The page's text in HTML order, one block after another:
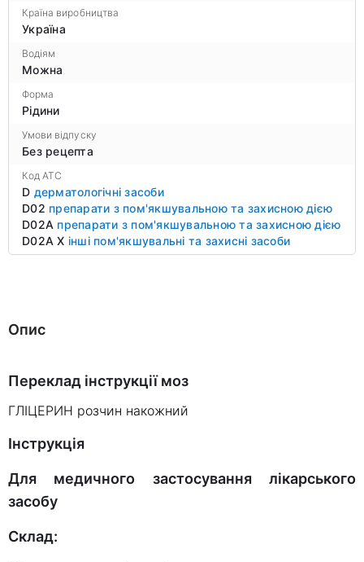
Країна виробництва
Україна
Водіям
Можна
Форма
Рідини
Умови відпуску
Без рецепта
Код ATC
D дерматологічні засоби
D02 препарати з пом'якшувальною та захисною дією
D02A препарати з пом'якшувальною та захисною дією
D02A X інші пом'якшувальні та захисні засоби
Опис
Переклад інструкції моз
ГЛІЦЕРИН розчин накожний
Інструкція
Для медичного застосування лікарського
засобу
Склад: